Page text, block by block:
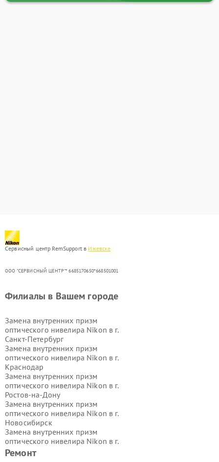
Сервисный центр RemSupport в Ижевске
ООО "СЕРВИСНЫЙ ЦЕНТР"* 6685170650*668501001
Ремонт
Филиалы в Вашем городе
Замена внутренних призм
оптического нивелира Nikon в г.
Санкт-Петербург
Замена внутренних призм
оптического нивелира Nikon в г.
Краснодар
Замена внутренних призм
оптического нивелира Nikon в г.
Ростов-на-Дону
Замена внутренних призм
оптического нивелира Nikon в г.
Новосибирск
Замена внутренних призм
оптического нивелира Nikon в г.
Екатеринбург